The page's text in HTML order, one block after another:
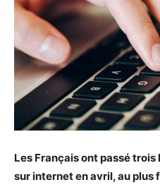
Les Français ont passé
sur internet en avril, au